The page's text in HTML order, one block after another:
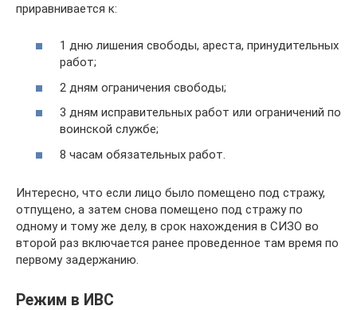
приравнивается к:
1 дню лишения свободы, ареста, принудительных
работ;
2 дням ограничения свободы;
3 дням исправительных работ или ограничений по
воинской службе;
8 часам обязательных работ.
Интересно, что если лицо было помещено под стражу,
отпущено, а затем снова помещено под стражу по
одному и тому же делу, в срок нахождения в СИЗО во
второй раз включается ранее проведенное там время по
первому задержанию.
Режим в ИВС